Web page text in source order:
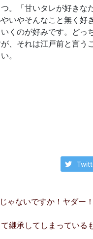
。「甘いタレが好きな
いやそんなこと無く好
くのが好みです。どっ
、それは江戸前と言う
。
ゃないですか！ヤダー
継承してしまっている